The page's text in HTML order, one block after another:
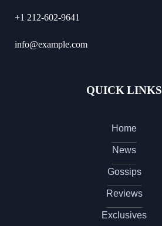
+1 212-602-9641
info@example.com
QUICK LINKS
Home
News
Gossips
Reviews
Exclusives